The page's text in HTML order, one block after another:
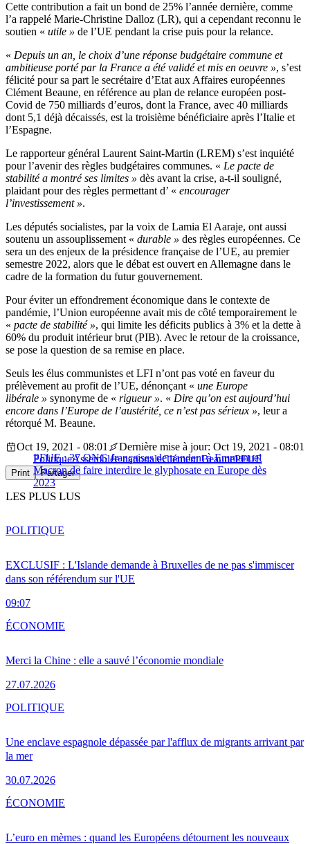
Cette contribution a fait un bond de 25% l’année dernière, comme
l’a rappelé Marie-Christine Dalloz (LR), qui a cependant reconnu le
soutien « utile » de l’UE pendant la crise puis pour la relance.
« Depuis un an, le choix d’une réponse budgétaire commune et
ambitieuse porté par la France a été validé et mis en oeuvre », s’est
félicité pour sa part le secrétaire d’Etat aux Affaires européennes
Clément Beaune, en référence au plan de relance européen post-
Covid de 750 milliards d’euros, dont la France, avec 40 milliards
dont 5,1 déjà décaissés, est la troisième bénéficiaire après l’Italie et
l’Espagne.
Le rapporteur général Laurent Saint-Martin (LREM) s’est inquiété
pour l’avenir des règles budgétaires communes. « Le pacte de
stabilité a montré ses limites » dès avant la crise, a-t-il souligné,
plaidant pour des règles permettant d’ « encourager
l’investissement ».
Les députés socialistes, par la voix de Lamia El Aaraje, ont aussi
soutenu un assouplissement « durable » des règles européennes. Ce
sera un des enjeux de la présidence française de l’UE, au premier
semestre 2022, alors que le débat est ouvert en Allemagne dans le
cadre de la formation du futur gouvernement.
Pour éviter un effondrement économique dans le contexte de
pandémie, l’Union européenne avait mis de côté temporairement le
« pacte de stabilité », qui limite les déficits publics à 3% et la dette à
60% du produit intérieur brut (PIB). Avec le retour de la croissance,
se pose la question de sa remise en place.
Seuls les élus communistes et LFI n’ont pas voté en faveur du
prélèvement au profit de l’UE, dénonçant « une Europe
libérale » synonyme de « rigueur ». « Dire qu’on est aujourd’hui
encore dans l’Europe de l’austérité, ce n’est pas sérieux », leur a
rétorqué M. Beaune.
PFUE : 37 ONG françaises demandent à Emmanuel
Macron de faire interdire le glyphosate en Europe dès
2023
Oct 19, 2021 - 08:01
Dernière mise à jour: Oct 19, 2021 - 08:01
PolitiqueAssemblée nationaleClément BeaunePFUE
Print Partager
LES PLUS LUS
EXCLUSIF : L'Islande demande à Bruxelles de ne pas s'immiscer
dans son référendum sur l'UE
09:07
POLITIQUE
Merci la Chine : elle a sauvé l’économie mondiale
27.07.2026
ÉCONOMIE
Une enclave espagnole dépassée par l'afflux de migrants arrivant par
la mer
30.07.2026
POLITIQUE
L’euro en mèmes : quand les Européens détournent les nouveaux
ÉCONOMIE